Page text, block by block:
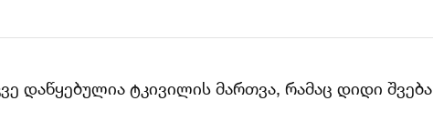
დაწყებულია ტკივილის მართვა, რამაც დიდი შვება